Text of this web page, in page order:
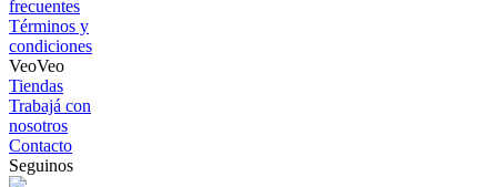
frecuentes
Términos y
condiciones
VeoVeo
Tiendas
Trabajá con
nosotros
Contacto
Seguinos